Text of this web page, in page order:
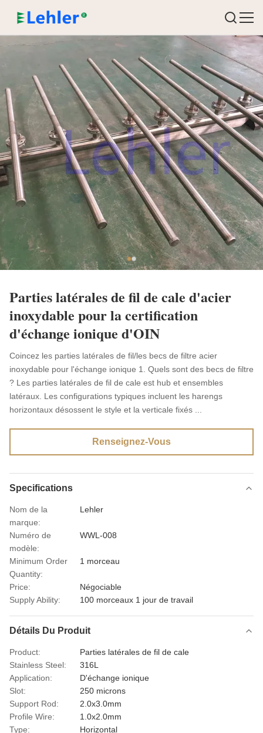
Parties latérales de fil de cale d'acier
inoxydable pour la certification
d'échange ionique d'OIN
Coincez les parties latérales de fil/les becs de filtre acier
inoxydable pour l'échange ionique 1. Quels sont des becs de filtre
? Les parties latérales de fil de cale est hub et ensembles
latéraux. Les configurations typiques incluent les harengs
horizontaux désossent le style et la verticale fixés ...
Renseignez-Vous
Specifications
Nom de la
marque:
Lehler
Numéro de
modèle:
WWL-008
Minimum Order
Quantity:
1 morceau
Price:
Négociable
Supply Ability:
100 morceaux 1 jour de travail
Détails Du Produit
Product:
Parties latérales de fil de cale
Stainless Steel:
316L
Application:
D'échange ionique
Slot:
250 microns
Support Rod:
2.0x3.0mm
Profile Wire:
1.0x2.0mm
Type:
Horizontal